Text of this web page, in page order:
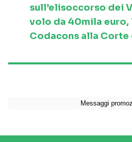
sull’elisoccorso dei
volo da 40mila euro,
Codacons alla Corte